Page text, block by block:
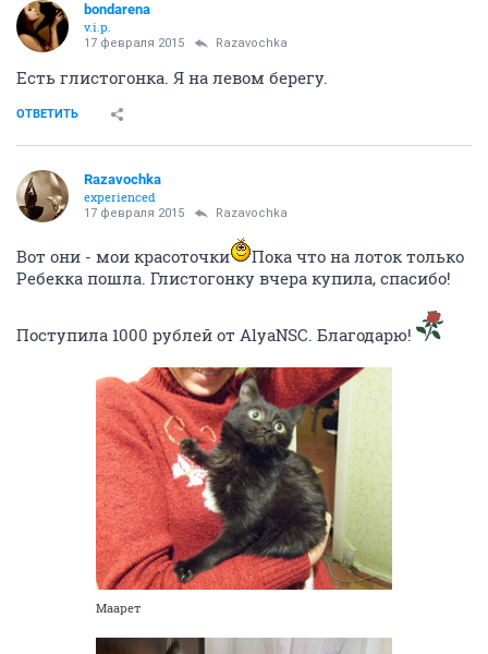
bondarena
v.i.p.
17 февраля 2015 Razavochka
Есть глистогонка. Я на левом берегу.
ОТВЕТИТЬ
Razavochka
experienced
17 февраля 2015 Razavochka
Вот они - мои красоточки
Пока что на лоток только
Ребекка пошла. Глистогонку вчера купила, спасибо!
Поступила 1000 рублей от AlyaNSC. Благодарю!
Маарет